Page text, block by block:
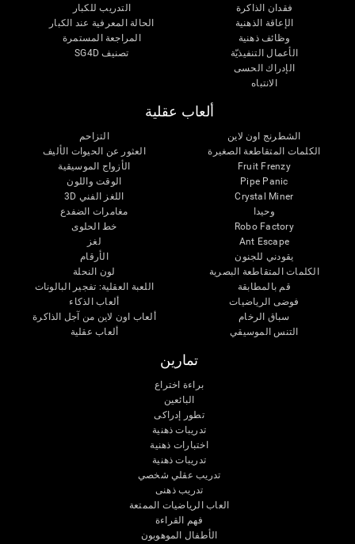
فقدان الذاكرة
الإعاقة الذهنية
وظائف ذهنية
الأعمال التنفيذيّة
الإدراك الحسى
الانتباه
التدريب للكبار
الحالة المعرفية عند الكبار
المراجعة المستمرة
تصنيف SG4D
ألعاب عقلية
الشطرنج اون لاين
الكلمات المتقاطعة الصغيرة
Fruit Frenzy
Pipe Panic
Crystal Miner
وحيدا
Robo Factory
Ant Escape
يقودني للجنون
الكلمات المتقاطعة البصرية
قم بالمطابقة
فوضى الرياضيات
سباق الرخام
التنس الموسيقي
التزاحم
العثور عن الحيوات الأليف
الأزواج الموسيقية
الوقت واللون
اللغز الفني 3D
مغامرات الضفدع
خط الحلوى
لغز
الأرقام
لون النحلة
اللعبة العقلية: تفجير البالونات
ألعاب الذكاء
ألعاب اون لاين من آجل الذاكرة
ألعاب عقلية
تمارين
براءة اختراع
البائعين
تطور إدراكى
تدريبات ذهنية
اختبارات ذهنية
تدريبات ذهنية
تدريب عقلي شخصي
تدريب ذهنى
العاب الرياضيات الممتعة
فهم القراءة
الأطفال الموهوبون